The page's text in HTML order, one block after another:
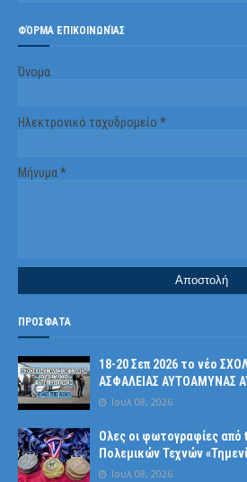
ΦΌΡΜΑ ΕΠΙΚΟΙΝΩΝΊΑΣ
Όνομα
Ηλεκτρονικό ταχυδρομείο *
Μήνυμα*
ΠΡΟΣΦΑΤΑ
18-20 Σεπ 2026 το νέο
ΑΣΦΑΛΕΙΑΣ ΑΥΤΟΑΜΥΝΑΣ
Ιουλ 08, 2026
Ολες οι φωτογραφίες από
Πολεμικών Τεχνών
Ιουλ 08, 2026